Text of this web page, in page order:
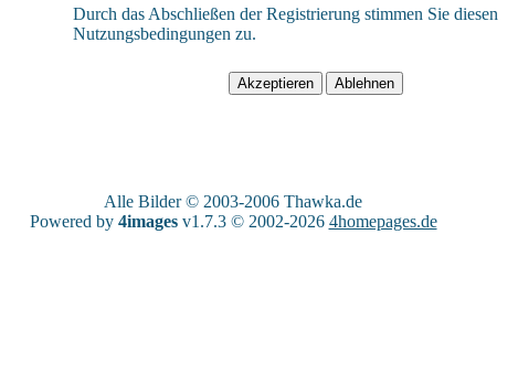
Durch das Abschließen der Registrierung stimmen Sie diesen
Nutzungsbedingungen zu.
Alle Bilder © 2003-2006 Thawka.de
Powered by 4imagesv1.7.3 © 2002-2026 4homepages.de